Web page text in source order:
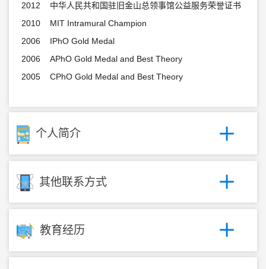
2012 中华人民共和国驻旧金山总领事馆公益服务荣誉证书
2010 MIT Intramural Champion
2006 IPhO Gold Medal
2006 APhO Gold Medal and Best Theory
2005 CPhO Gold Medal and Best Theory
个人简介
其他联系方式
教育经历